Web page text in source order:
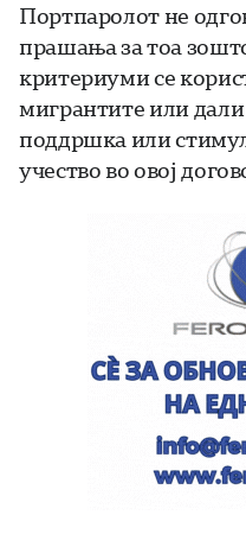
Портпаролот не
прашања за тоа
критериуми се
мигрантите или
поддршка или
учество во овој